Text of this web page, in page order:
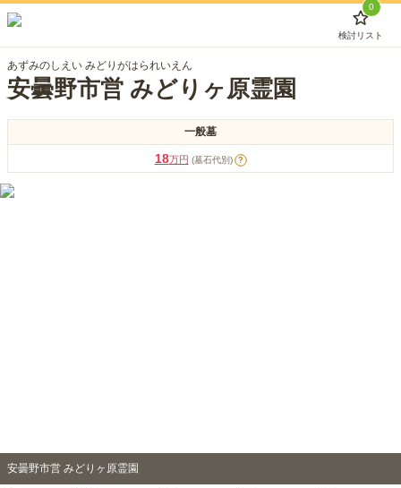
0
検討リスト
あずみのしえい みどりがはられいえん
安曇野市営 みどりヶ原霊園
一般墓
18万円 (墓石代別) ?
安曇野市営 みどりヶ原霊園